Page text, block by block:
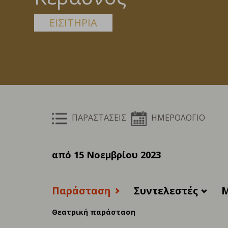
ΕΙΣΙΤΗΡΙΑ
ΠΑΡΑΣΤΑΣΕΙΣ ΗΜΕΡΟΛΟΓΙΟ
από 15 Νοεμβρίου 2023
Παράσταση Συντελεστές
Θεατρική παράσταση